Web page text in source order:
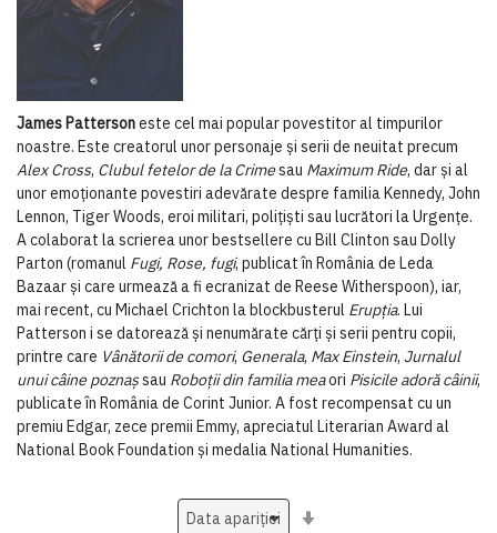
James Pattersoneste cel mai popular povestitor al timpurilor
noastre. Este creatorul unor personaje și serii de neuitat precum
Alex Cross, Clubul fetelor de la Crimesau Maximum Ride, dar şi al
unor emoţionante povestiri adevărate despre familia Kennedy, John
Lennon, Tiger Woods, eroi militari, poliţişti sau lucrători la Urgenţe.
A colaborat la scrierea unor bestsellere cu Bill Clinton sau Dolly
Parton (romanul Fugi, Rose, fugi, publicat în România de Leda
Bazaar și care urmează a fi ecranizat de Reese Witherspoon), iar,
mai recent, cu Michael Crichton la blockbusterul Erupţia. Lui
Patterson i se datorează și nenumărate cărţi și serii pentru copii,
printre care Vânătorii de comori, Generala, Max Einstein, Jurnalul
unui câine poznașsau Roboţii din familia meaori Pisicile adoră câinii,
publicate în România de Corint Junior. A fost recompensat cu un
premiu Edgar, zece premii Emmy, apreciatul Literarian Award al
National Book Foundation şi medalia National Humanities.